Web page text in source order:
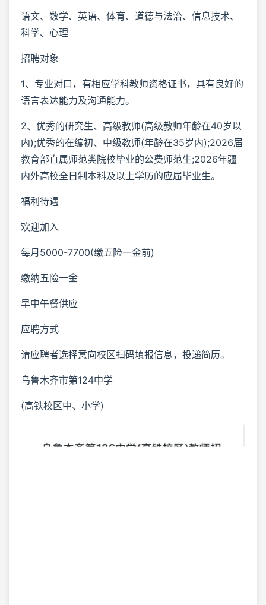
语文、数学、英语、体育、道德与法治、信息技术、
科学、心理
招聘对象
1、专业对口，有相应学科教师资格证书，具有良好的
语言表达能力及沟通能力。
2、优秀的研究生、高级教师(高级教师年龄在40岁以
内);优秀的在编初、中级教师(年龄在35岁内);2026届
教育部直属师范类院校毕业的公费师范生;2026年疆
内外高校全日制本科及以上学历的应届毕业生。
福利待遇
欢迎加入
每月5000-7700(缴五险一金前)
缴纳五险一金
早中午餐供应
应聘方式
请应聘者选择意向校区扫码填报信息，投递简历。
乌鲁木齐市第124中学
(高铁校区中、小学)